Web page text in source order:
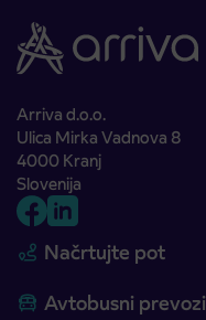
Arriva d.o.o.
Ulica Mirka Vadnova 8
4000 Kranj
Slovenija
Načrtujte pot
Avtobusni prevozi